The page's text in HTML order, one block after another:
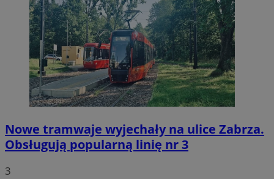
Nowe tramwaje wyjechały na ulice Zabrza.
Obsługują popularną linię nr 3
3